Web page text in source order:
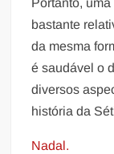
Portanto,
bastante
da mesma
é saudável o
diversos
história da
Nadal.